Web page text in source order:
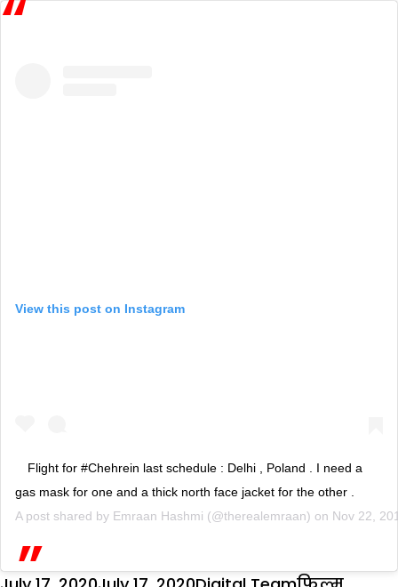
View this post on Instagram
Flight for #Chehrein last schedule : Delhi , Poland . I need a
gas mask for one and a thick north face jacket for the other .
A post shared by Emraan Hashmi (@therealemraan) on Nov 22,